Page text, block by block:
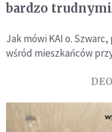
bardzo
Jak mówi KAI o.
wśród mieszkańców